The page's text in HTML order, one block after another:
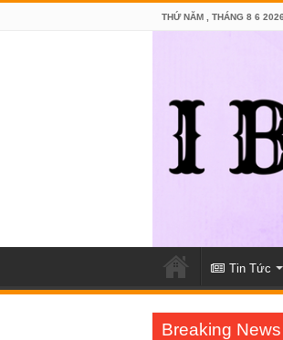
THỨ NĂM , THÁNG 8 6 2026
Tin Tức
Breaking News